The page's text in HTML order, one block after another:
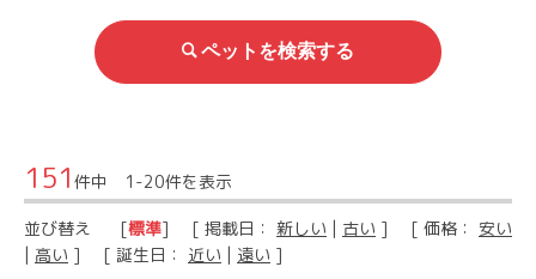
151 件中 1-20件を表示
並び替え [標準] [ 掲載日： 新しい | 古い ] [ 価格： 安い
| 高い ] [ 誕生日： 近い | 遠い ]